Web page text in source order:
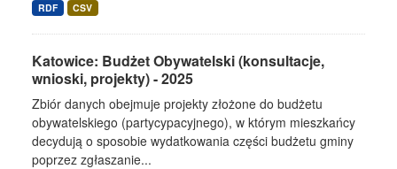
RDF CSV
Katowice: Budżet Obywatelski (konsultacje,
wnioski, projekty) - 2025
Zbiór danych obejmuje projekty złożone do budżetu
obywatelskiego (partycypacyjnego), w którym mieszkańcy
decydują o sposobie wydatkowania części budżetu gminy
poprzez zgłaszanie...